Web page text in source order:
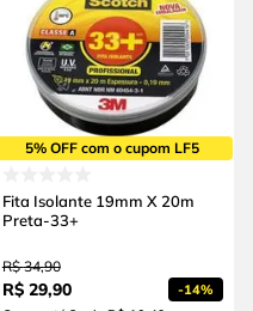
5% OFF com o cupom LF5
Fita Isolante 19mm X 20m
Preta-33+
R$ 34,90
R$ 29,90 -14%